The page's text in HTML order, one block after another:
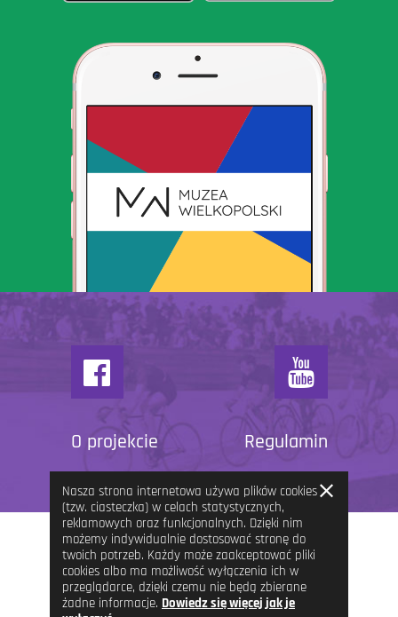
O projekcie Regulamin
Nasza strona internetowa używa plików cookies
(tzw. ciasteczka) w celach statystycznych,
reklamowych oraz funkcjonalnych. Dzięki nim
możemy indywidualnie dostosować stronę do
twoich potrzeb. Każdy może zaakceptować pliki
cookies albo ma możliwość wyłączenia ich w
przeglądarce, dzięki czemu nie będą zbierane
żadne informacje. Dowiedz się więcej jak je